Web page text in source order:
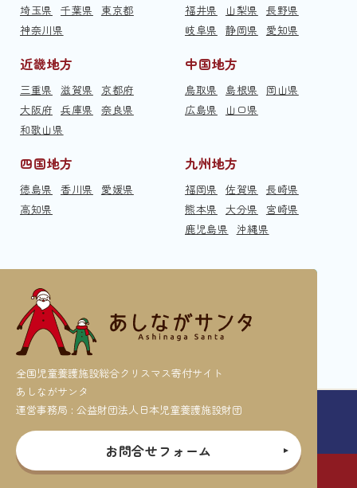
埼玉県
千葉県
東京都
神奈川県
福井県
山梨県
長野県
岐阜県
静岡県 愛知県
近畿地方
三重県 滋賀県
京都府
大阪府 兵庫県
奈良県
和歌山県
中国地方
鳥取県 島根県
岡山県
広島県
山口県
四国地方
徳島県 香川県
愛媛県
高知県
九州地方
福岡県 佐賀県
長崎県
熊本県
大分県
宮崎県
鹿児島県
沖縄県
全国児童養護施設総合クリスマス寄付サイト
あしながサンタ
運営事務局 : 公益財団法人日本児童養護施設財団
お問合せフォーム